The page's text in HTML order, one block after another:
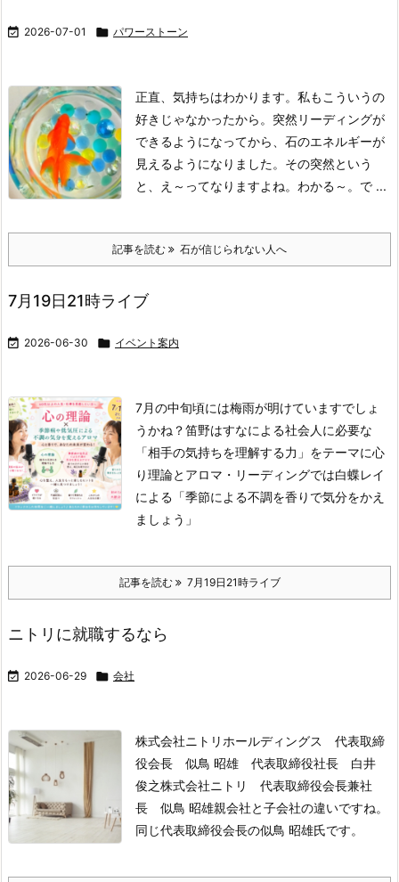
 2026-07-01  パワーストーン
正直、気持ちはわかります。私もこういうの
好きじゃなかったから。 突然リーディングが
できるようになってから、石のエネルギーが
見えるようになりました。 その突然という
と、え～ってなりますよね。わかる～。 で ...
記事を読む 石が信じられない人へ
7月19日21時ライブ
 2026-06-30  イベント案内
7月の中旬頃には梅雨が明けていますでしょ
うかね？笛野はすなによる社会人に必要な
「相手の気持ちを理解する力」をテーマに心
り理論と アロマ・リーディングでは白蝶レイ
による「季節による不調を香りで気分をかえ
ましょう」
記事を読む 7月19日21時ライブ
ニトリに就職するなら
 2026-06-29  会社
株式会社ニトリホールディングス 代表取締
役会長 似鳥 昭雄 代表取締役社長 白井
俊之株式会社ニトリ 代表取締役会長兼社
長 似鳥 昭雄親会社と子会社の違いですね。
同じ代表取締役会長の似鳥 昭雄氏です。